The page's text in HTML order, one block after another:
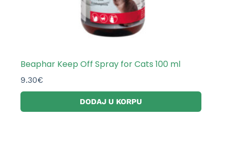
Beaphar Keep Off Spray for Cats 100 ml
9.30€
DODAJ U KORPU